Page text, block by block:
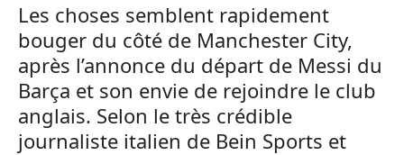
Les choses semblent rapidement
bouger du côté de Manchester City,
après l’annonce du départ de Messi du
Barça et son envie de rejoindre le club
anglais. Selon le très crédible
journaliste italien de Bein Sports et